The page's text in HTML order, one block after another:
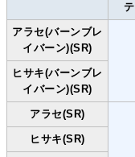
アラセ(バーンブレ
イバーン)(SR)
ヒサキ(バーンブレ
イバーン)(SR)
アラセ(SR)
ヒサキ(SR)